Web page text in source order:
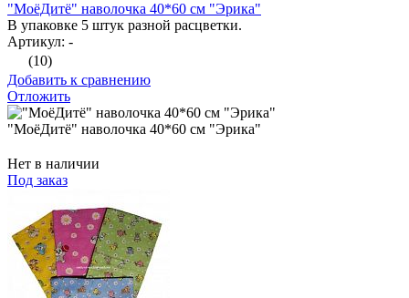
"МоёДитё" наволочка 40*60 см "Эрика"
В упаковке 5 штук разной расцветки.
Артикул: -
(10)
Добавить к сравнению
Отложить
"МоёДитё" наволочка 40*60 см "Эрика"
Нет в наличии
Под заказ